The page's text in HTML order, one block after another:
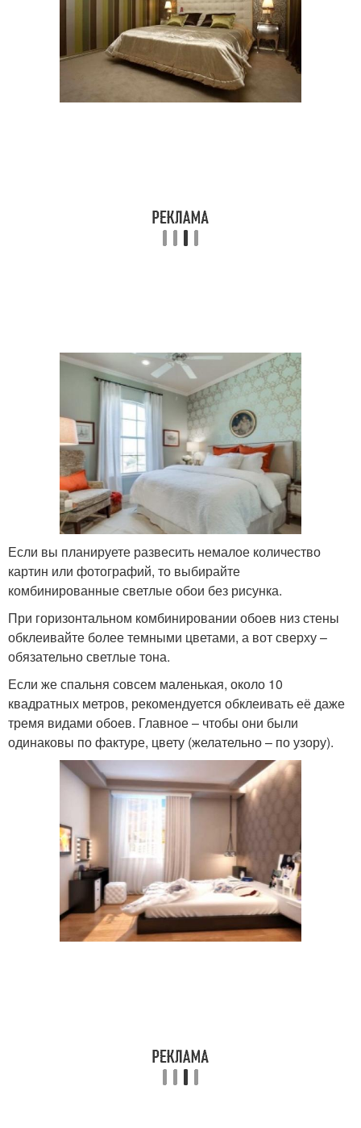
Если вы планируете развесить немалое количество
картин или фотографий, то выбирайте
комбинированные светлые обои без рисунка.
При горизонтальном комбинировании обоев низ стены
обклеивайте более темными цветами, а вот сверху –
обязательно светлые тона.
Если же спальня совсем маленькая, около 10
квадратных метров, рекомендуется обклеивать её даже
тремя видами обоев. Главное – чтобы они были
одинаковы по фактуре, цвету (желательно – по узору).